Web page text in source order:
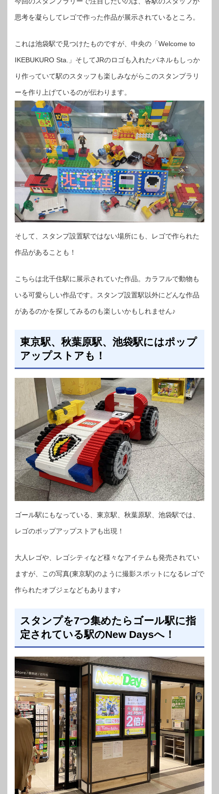
思考を凝らしてレゴで作った作品が展示されているところ。
これは池袋駅で見つけたものですが、中央の「Welcome to
IKEBUKURO Sta.」そしてJRのロゴも入れたパネルもしっか
り作っていて駅のスタッフも楽しみながらこのスタンプラリ
ーを作り上げているのが伝わります。
そして、スタンプ設置駅ではない場所にも、レゴで作られた
作品があることも！
こちらは北千住駅に展示されていた作品。カラフルで動物も
いる可愛らしい作品です。スタンプ設置駅以外にどんな作品
があるのかを探してみるのも楽しいかもしれません♪
東京駅、秋葉原駅、池袋駅にはポップ
アップストアも！
ゴール駅にもなっている、東京駅、秋葉原駅、池袋駅では、
レゴのポップアップストアも出現！
大人レゴや、レゴシティなど様々なアイテムも発売されてい
ますが、この写真(東京駅)のように撮影スポットになるレゴで
作られたオブジェなどもあります♪
スタンプを7つ集めたらゴール駅に指
定されている駅のNew Daysへ！